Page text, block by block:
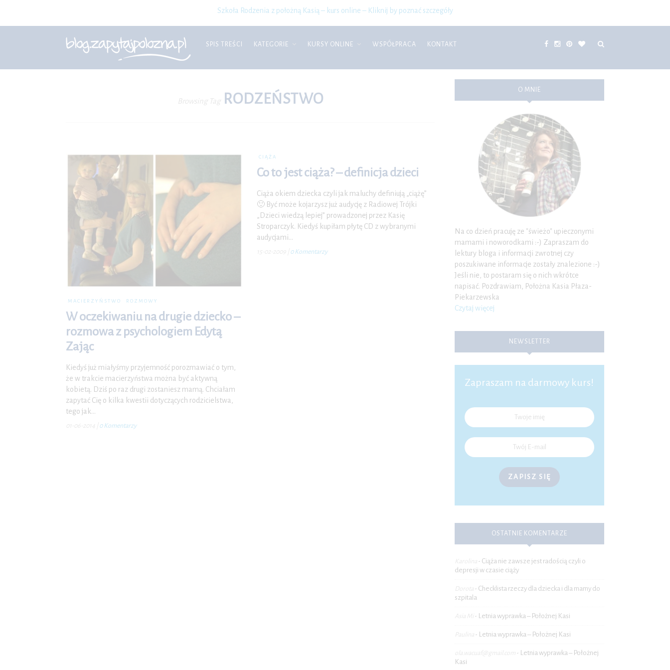
Szkoła Rodzenia z położną Kasią – kurs online – Kliknij by poznać szczegóły
SPIS TREŚCI KATEGORIE KURSY ONLINE WSPÓŁPRACA KONTAKT
Browsing Tag RODZEŃSTWO
MACIERZYŃSTWO ROZMOWY
W oczekiwaniu na drugie dziecko –
rozmowa z psychologiem Edytą
Zając
Kiedyś już miałyśmy przyjemność porozmawiać o tym,
że w trakcie macierzyństwa można być aktywną
kobietą. Dziś po raz drugi zostaniesz mamą. Chciałam
zapytać Cię o kilka kwestii dotyczących rodzicielstwa,
tego jak…
01-06-2014 0 Komentarzy
CIĄŻA
Co to jest ciąża? – definicja dzieci
Ciąża okiem dziecka czyli jak maluchy definiują „ciążę”
🙂 Być może kojarzysz już audycję z Radiowej Trójki
„Dzieci wiedzą lepiej” prowadzonej przez Kasię
Stroparczyk. Kiedyś kupiłam płytę CD z wybranymi
audycjami…
15-02-2009 0 Komentarzy
O MNIE
Na co dzień pracuję ze "świeżo" upieczonymi
mamami i noworodkami :-) Zapraszam do
lektury bloga i informacji zwrotnej czy
poszukiwane informacje zostały znalezione :-)
Jeśli nie, to postaram się o nich wkrótce
napisać. Pozdrawiam, Położna Kasia Płaza-
Piekarzewska
Czytaj więcej
NEWSLETTER
Zapraszam na darmowy kurs!
ZAPISZ SIĘ
OSTATNIE KOMENTARZE
Karolina - Ciąża nie zawsze jest radością czyli o
depresji w czasie ciąży
Dorota - Checklista rzeczy dla dziecka i dla mamy do
szpitala
Asia Mi - Letnia wyprawka – Położnej Kasi
Paulina - Letnia wyprawka – Położnej Kasi
ola.wacuaf@gmail.com - Letnia wyprawka – Położnej
Kasi